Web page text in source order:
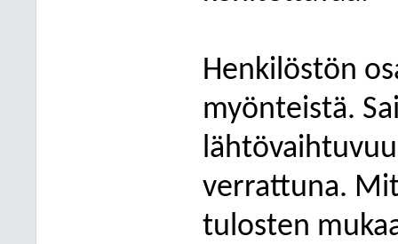
Henkilöstön
myönteistä.
verrattuna.
tulosten